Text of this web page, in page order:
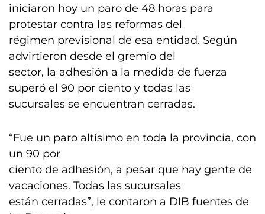
iniciaron hoy un paro de 48 horas para
protestar contra las reformas del
régimen previsional de esa entidad. Según
advirtieron desde el gremio del
sector, la adhesión a la medida de fuerza
superó el 90 por ciento y todas las
sucursales se encuentran cerradas.
“Fue un paro altísimo en toda la provincia, con
un 90 por
ciento de adhesión, a pesar que hay gente de
vacaciones. Todas las sucursales
están cerradas”, le contaron a DIB fuentes de